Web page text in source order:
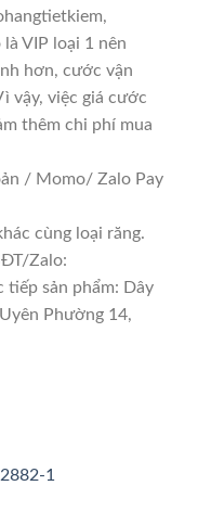
VIP loại 1 nên
hơn, cước vận
vậy, việc giá cước
thêm chi phí mua
/ Momo/ Zalo Pay
cùng loại răng.
Zalo:
sản phẩm: Dây
Phường 14,
1